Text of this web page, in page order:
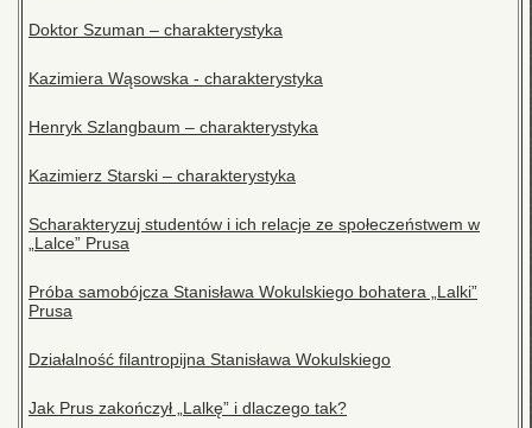
Doktor Szuman – charakterystyka
Kazimiera Wąsowska - charakterystyka
Henryk Szlangbaum – charakterystyka
Kazimierz Starski – charakterystyka
Scharakteryzuj studentów i ich relacje ze społeczeństwem w
„Lalce” Prusa
Próba samobójcza Stanisława Wokulskiego bohatera „Lalki”
Prusa
Działalność filantropijna Stanisława Wokulskiego
Jak Prus zakończył „Lalkę” i dlaczego tak?